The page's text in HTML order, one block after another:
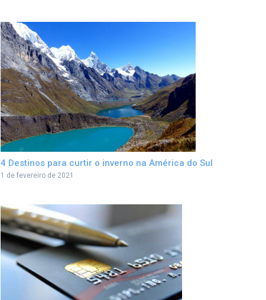
4 Destinos para curtir o inverno na América do Sul
1 de fevereiro de 2021